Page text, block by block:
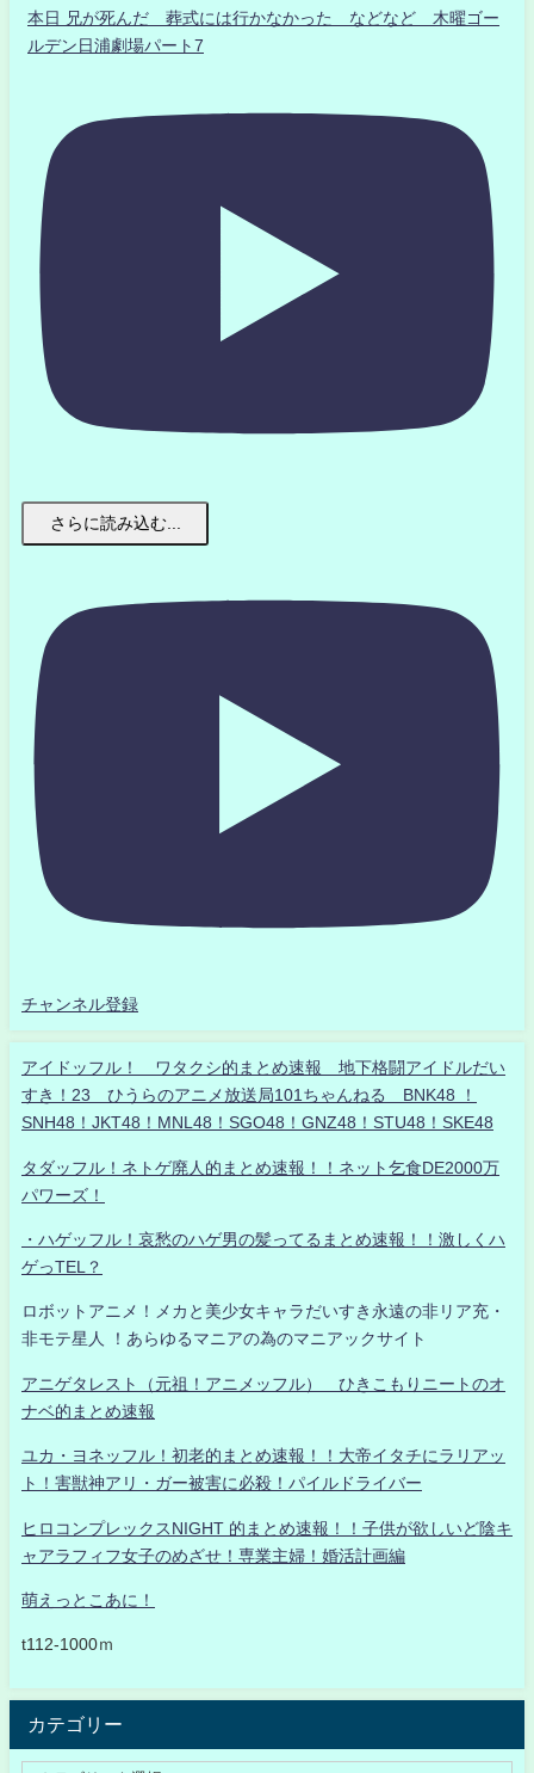
本日 兄が死んだ 葬式には行かなかった などなど 木曜ゴー
ルデン日浦劇場パート7
さらに読み込む...
チャンネル登録
アイドッフル！ ワタクシ的まとめ速報 地下格闘アイドルだい
すき！23 ひうらのアニメ放送局101ちゃんねる BNK48 ！
SNH48！JKT48！MNL48！SGO48！GNZ48！STU48！SKE48
タダッフル！ネトゲ廃人的まとめ速報！！ネット乞食DE2000万
パワーズ！
・ハゲッフル！哀愁のハゲ男の髪ってるまとめ速報！！激しくハ
ゲっTEL？
ロボットアニメ！メカと美少女キャラだいすき永遠の非リア充・
非モテ星人 ！あらゆるマニアの為のマニアックサイト
アニゲタレスト（元祖！アニメッフル） ひきこもりニートのオ
ナベ的まとめ速報
ユカ・ヨネッフル！初老的まとめ速報！！大帝イタチにラリアッ
ト！害獣神アリ・ガー被害に必殺！パイルドライバー
ヒロコンプレックスNIGHT 的まとめ速報！！子供が欲しいど陰キ
ャアラフィフ女子のめざせ！専業主婦！婚活計画編
萌えっとこあに！
t112-1000ｍ
カテゴリー